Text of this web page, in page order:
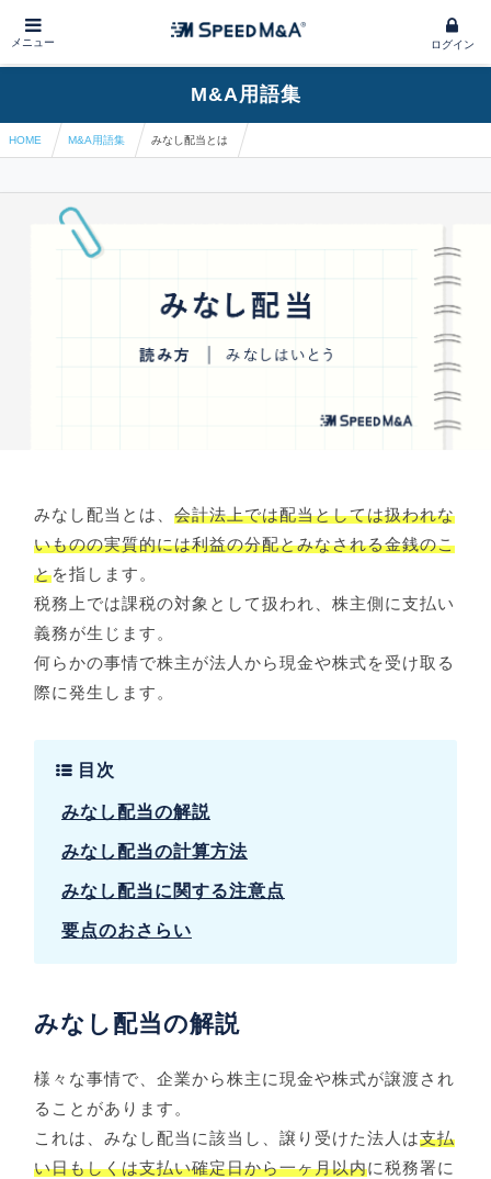
メニュー ログイン
M&A用語集
HOME M&A用語集 みなし配当とは
みなし配当とは、会計法上では配当としては扱われな
いものの実質的には利益の分配とみなされる金銭のこ
とを指します。
税務上では課税の対象として扱われ、株主側に支払い
義務が生じます。
何らかの事情で株主が法人から現金や株式を受け取る
際に発生します。
目次
みなし配当の解説
みなし配当の計算方法
みなし配当に関する注意点
要点のおさらい
みなし配当の解説
様々な事情で、企業から株主に現金や株式が譲渡され
ることがあります。
これは、みなし配当に該当し、譲り受けた法人は支払
い日もしくは支払い確定日から一ヶ月以内に税務署に